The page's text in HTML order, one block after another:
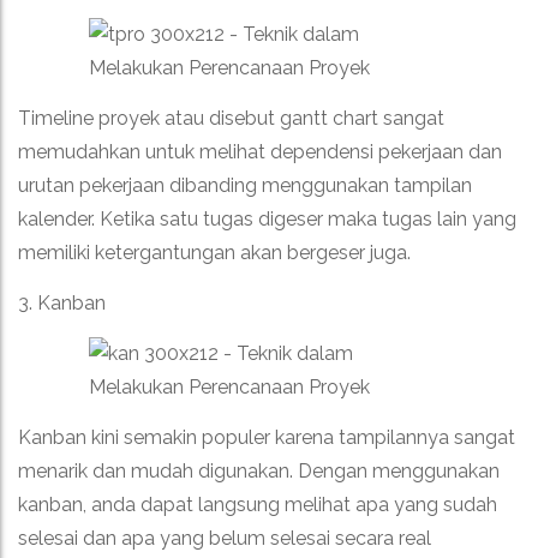
Timeline proyek atau disebut gantt chart sangat
memudahkan untuk melihat dependensi pekerjaan dan
urutan pekerjaan dibanding menggunakan tampilan
kalender. Ketika satu tugas digeser maka tugas lain yang
memiliki ketergantungan akan bergeser juga.
3. Kanban
Kanban kini semakin populer karena tampilannya sangat
menarik dan mudah digunakan. Dengan menggunakan
kanban, anda dapat langsung melihat apa yang sudah
selesai dan apa yang belum selesai secara real